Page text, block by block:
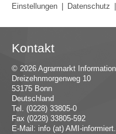
Einstellungen
Datenschutz
Kontakt
© 2026 Agrarmarkt
Dreizehnmorgenweg 10
53175 Bonn
Deutschland
Tel. (0228) 33805-0
Fax (0228) 33805-592
E-Mail: info (at) AMI-inf